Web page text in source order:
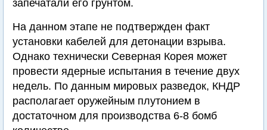
запечатали его грунтом.
На данном этапе не подтвержден факт
установки кабелей для детонации взрыва.
Однако технически Северная Корея может
провести ядерные испытания в течение двух
недель. По данным мировых разведок, КНДР
располагает оружейным плутонием в
достаточном для производства 6-8 бомб